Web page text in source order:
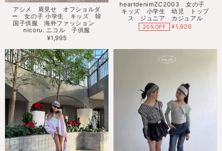
アシメ 肩見せ オフショルダ
ー 女の子 小学生 キッズ 韓
国子供服 海外ファッション
nicoru. ニコル 子供服
¥1,995
heartdenimZC2003 女の子
キッズ 小学生 幼児 トップ
ス ジュニア カジュアル
20%OFF ¥1,920